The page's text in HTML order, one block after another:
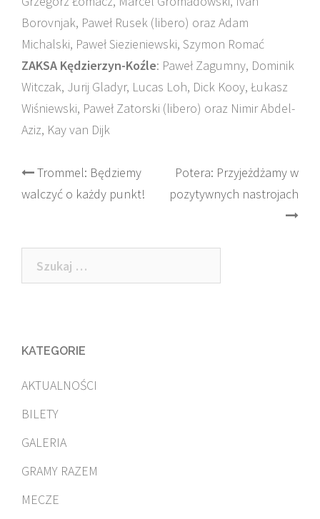
Borovnjak, Paweł Rusek (libero) oraz Adam
Michalski, Paweł Siezieniewski, Szymon Romać
ZAKSA Kędzierzyn-Koźle: Paweł Zagumny, Dominik
Witczak, Jurij Gladyr, Lucas Loh, Dick Kooy, Łukasz
Wiśniewski, Paweł Zatorski (libero) oraz Nimir Abdel-
Aziz, Kay van Dijk
Post
navigation
Trommel: Będziemy
walczyć o każdy punkt!
Potera: Przyjeżdżamy w
pozytywnych nastrojach
Szukaj:
KATEGORIE
AKTUALNOŚCI
BILETY
GALERIA
GRAMY RAZEM
MECZE